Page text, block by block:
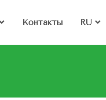
Контакты RU